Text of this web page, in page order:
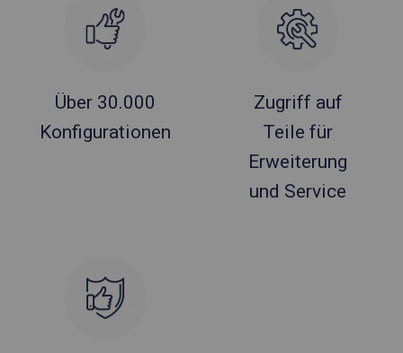
Über 30.000
Konfigurationen
Zugriff auf
Teile für
Erweiterung
und Service